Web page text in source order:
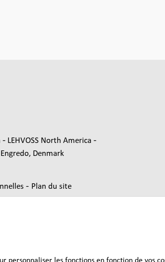
LEHVOSS North America
Engredo, Denmark
- Plan du site
personnaliser les fonctions en fonction de vos